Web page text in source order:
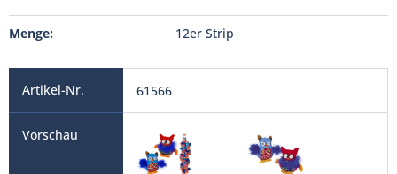
Menge: 12er Strip
61566